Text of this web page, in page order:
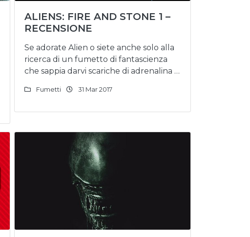
ALIENS: FIRE AND STONE 1 –
RECENSIONE
Se adorate Alien o siete anche solo alla
ricerca di un fumetto di fantascienza
che sappia darvi scariche di adrenalina …
Fumetti 31 Mar 2017